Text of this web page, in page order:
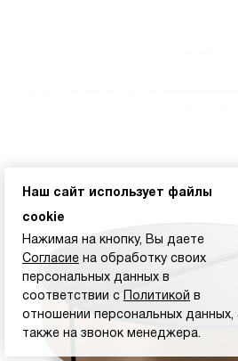
Наш сайт использует файлы
cookie
Нажимая на кнопку, Вы даете
Согласие на обработку своих
персональных данных в
соответствии с
Политикой в
отношении персональных данных,
также на звонок менеджера.